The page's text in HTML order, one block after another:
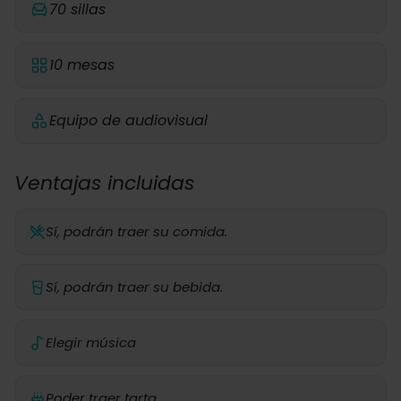
70 sillas
10 mesas
Equipo de audiovisual
Ventajas incluidas
Sí, podrán traer su comida.
Sí, podrán traer su bebida.
Elegir música